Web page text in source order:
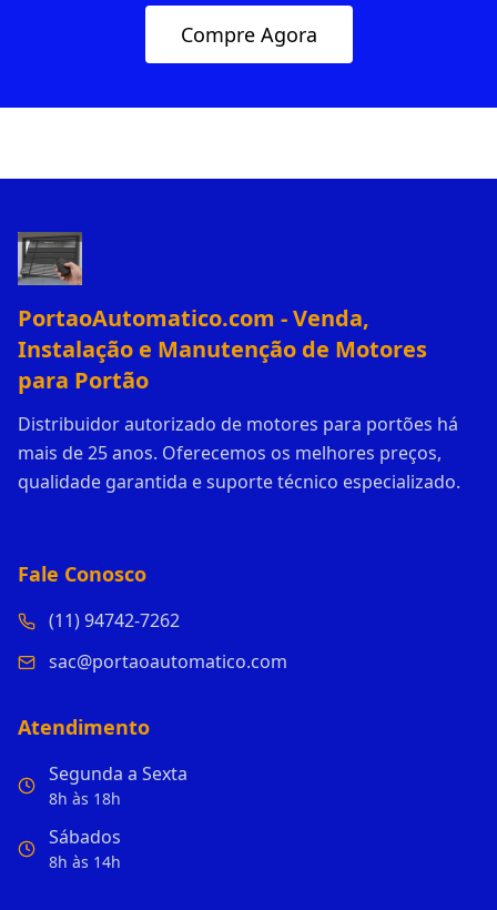
Compre Agora
PortaoAutomatico.com - Venda,
Instalação e Manutenção de Motores
para Portão
Distribuidor autorizado de motores para portões há
mais de 25 anos. Oferecemos os melhores preços,
qualidade garantida e suporte técnico especializado.
Fale Conosco
(11) 94742-7262
sac@portaoautomatico.com
Atendimento
Segunda a Sexta
8h às 18h
Sábados
8h às 14h